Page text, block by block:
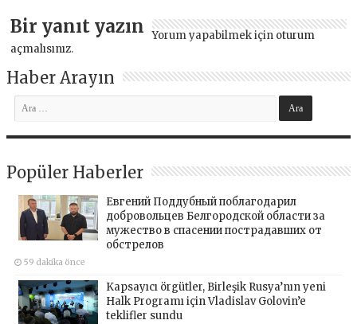
Bir yanıt yazın Yorum yapabilmek için oturum
açmalısınız.
Haber Arayın
Popüler Haberler
Евгений Поддубный поблагодарил
добровольцев Белгородской области за
мужество в спасении пострадавших от
обстрелов
59 dakika önce
Kapsayıcı örgütler, Birleşik Rusya’nın yeni
Halk Programı için Vladislav Golovin’e
teklifler sundu